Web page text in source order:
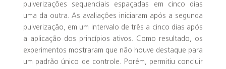
pulverizações sequenciais espaçadas em cinco dias
uma da outra. As avaliações iniciaram após a segunda
pulverização, em um intervalo de três a cinco dias após
a aplicação dos princípios ativos. Como resultado, os
experimentos mostraram que não houve destaque para
um padrão único de controle. Porém, permitiu concluir